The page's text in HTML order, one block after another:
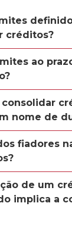
créditos?
ao
consolidar
nome de
fiadores
de um
implica a